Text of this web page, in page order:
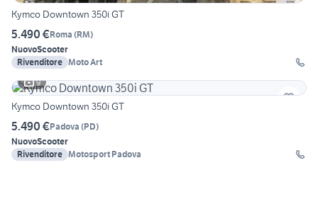
Kymco Downtown 350i GT
5.490 €Roma (RM)
NuovoScooter
Rivenditore Moto Art
9
Kymco Downtown 350i GT
5.490 €Padova (PD)
NuovoScooter
Rivenditore Motosport Padova